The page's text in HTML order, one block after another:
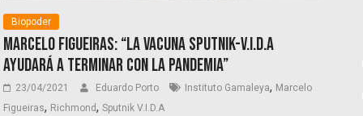
Biopoder
Marcelo Figueiras: “La vacuna Sputnik-V.I.D.A
ayudará a terminar con la pandemia”
23/04/2021 Eduardo Porto Instituto Gamaleya, Marcelo
Figueiras, Richmond,Sputnik V.I.D.A